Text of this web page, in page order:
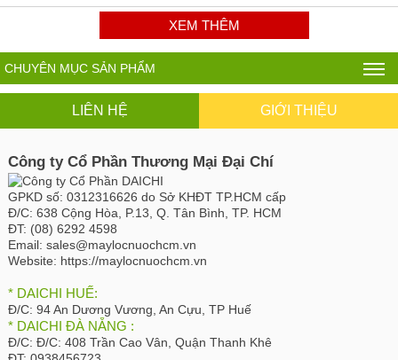
XEM THÊM
CHUYÊN MỤC SẢN PHẨM
LIÊN HỆ GIỚI THIỆU
Công ty Cổ Phần Thương Mại Đại Chí
GPKD số: 0312316626 do Sở KHĐT TP.HCM cấp
Đ/C: 638 Cộng Hòa, P.13, Q. Tân Bình, TP. HCM
ĐT: (08) 6292 4598
Email: sales@maylocnuochcm.vn
Website: https://maylocnuochcm.vn
* DAICHI HUẾ:
Đ/C: 94 An Dương Vương, An Cựu, TP Huế
* DAICHI ĐÀ NẴNG :
Đ/C: Đ/C: 408 Trần Cao Vân, Quận Thanh Khê